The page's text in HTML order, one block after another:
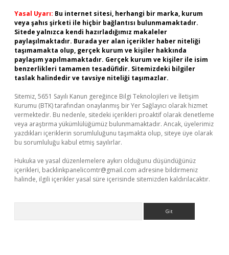
Yasal Uyarı: Bu internet sitesi, herhangi bir marka, kurum
veya şahıs şirketi ile hiçbir bağlantısı bulunmamaktadır.
Sitede yalnızca kendi hazırladığımız makaleler
paylaşılmaktadır. Burada yer alan içerikler haber niteliği
taşımamakta olup, gerçek kurum ve kişiler hakkında
paylaşım yapılmamaktadır. Gerçek kurum ve kişiler ile isim
benzerlikleri tamamen tesadüfidir. Sitemizdeki bilgiler
taslak halindedir ve tavsiye niteliği taşımazlar.
Sitemiz, 5651 Sayılı Kanun gereğince Bilgi Teknolojileri ve İletişim
Kurumu (BTK) tarafından onaylanmış bir Yer Sağlayıcı olarak hizmet
vermektedir. Bu nedenle, sitedeki içerikleri proaktif olarak denetleme
veya araştırma yükümlülüğümüz bulunmamaktadır. Ancak, üyelerimiz
yazdıkları içeriklerin sorumluluğunu taşımakta olup, siteye üye olarak
bu sorumluluğu kabul etmiş sayılırlar.
Hukuka ve yasal düzenlemelere aykırı olduğunu düşündüğünüz
içerikleri, backlinkpanelicomtr@gmail.com adresine bildirmeniz
halinde, ilgili içerikler yasal süre içerisinde sitemizden kaldırılacaktır.